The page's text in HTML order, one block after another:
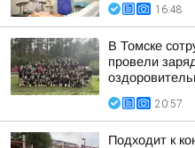
16:48
В Томске
провели
20:57
Подходит к